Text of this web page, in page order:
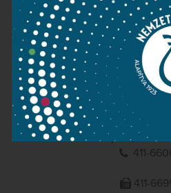
1095 Budapest, Komor
411-
411-